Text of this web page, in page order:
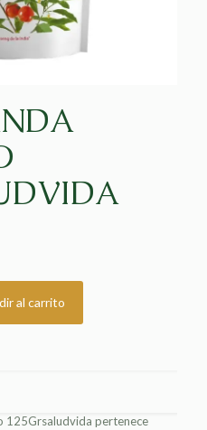
al carrito
125Grsaludvida pertenece